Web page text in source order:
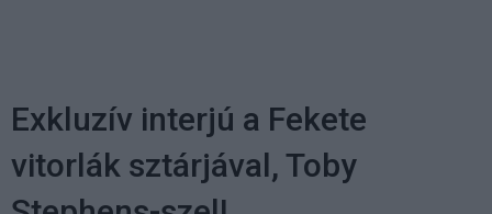
Exkluzív interjú a Fekete
vitorlák sztárjával, Toby